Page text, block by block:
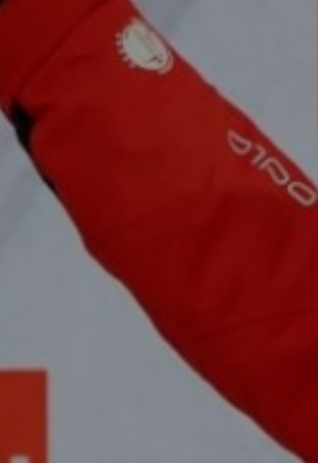
Kettőskarrier-program
Társszervezetek